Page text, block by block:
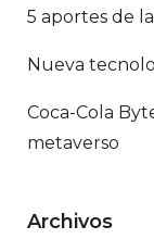
5 aportes de
Nueva
Coca-Cola
metaverso
Archivos